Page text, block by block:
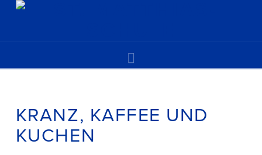
KRANZ, KAFFEE UND
KUCHEN